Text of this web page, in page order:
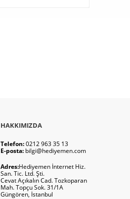
HAKKIMIZDA
Telefon:0212 963 35 13
E-posta: bilgi@hediyemen.com
Adres:Hediyemen İnternet Hiz.
San. Tic. Ltd. Şti.
Cevat Açıkalın Cad. Tozkoparan
Mah. Topçu Sok. 31/1A
Güngören, İstanbul